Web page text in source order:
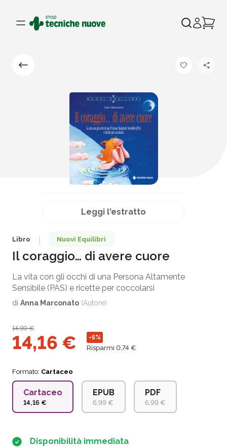
Leggi l'estratto
Libro Nuovi Equilibri
Il coraggio… di avere cuore
La vita con gli occhi di una Persona Altamente
Sensibile (PAS) e ricette per coccolarsi
di Anna Marconato (Autore)
14,90€
14,16 € -5%
Risparmi 0,74 €
Formato: Cartaceo
Cartaceo
14,16 €
EPUB
6,99 €
PDF
6,99 €
Disponibilità immediata